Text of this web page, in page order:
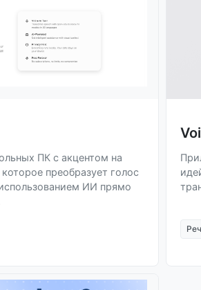
ПК с акцентом на
преобразует голос
ИИ прямо